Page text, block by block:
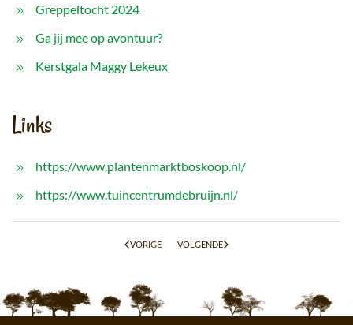
Greppeltocht 2024
Ga jij mee op avontuur?
Kerstgala Maggy Lekeux
Links
https://www.plantenmarktboskoop.nl/
https://www.tuincentrumdebruijn.nl/
VORIGE VOLGENDE